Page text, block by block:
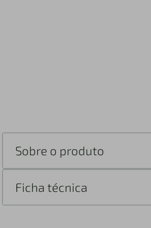
Sobre o produto
Ficha técnica